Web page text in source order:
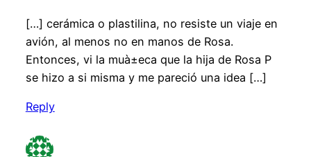
[…] cerámica o plastilina, no resiste un viaje en
avión, al menos no en manos de Rosa.
Entonces, vi la muà±eca que la hija de Rosa P
se hizo a si misma y me pareció una idea […]
Reply